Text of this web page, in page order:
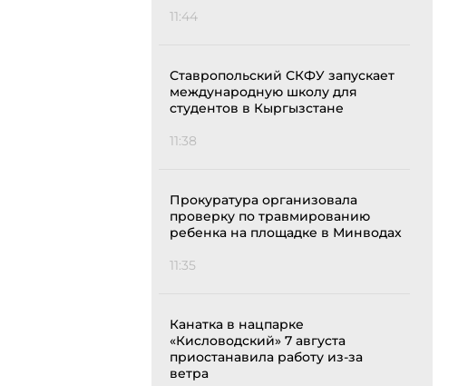
11:44
Ставропольский СКФУ запускает
международную школу для
студентов в Кыргызстане
11:38
Прокуратура организовала
проверку по травмированию
ребенка на площадке в Минводах
11:35
Канатка в нацпарке
«Кисловодский» 7 августа
приостанавила работу из-за
ветра